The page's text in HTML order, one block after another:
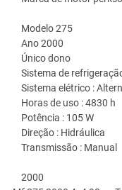
Modelo 275
Ano 2000
Único dono
Sistema de
Sistema elétrico :
Horas de uso : 4830 h
Potência : 105 W
Direção : Hidráulica
Transmissão : Manual
2000